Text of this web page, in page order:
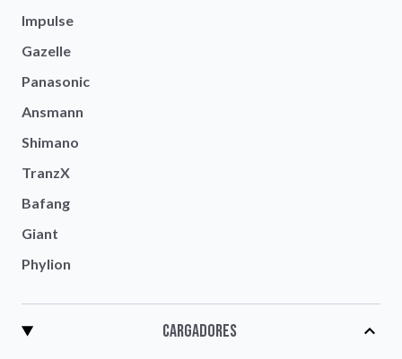
Impulse
Gazelle
Panasonic
Ansmann
Shimano
TranzX
Bafang
Giant
Phylion
Cargadores